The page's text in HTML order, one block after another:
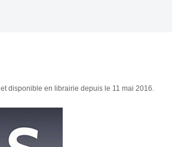
et disponible en librairie depuis le 11 mai 2016.